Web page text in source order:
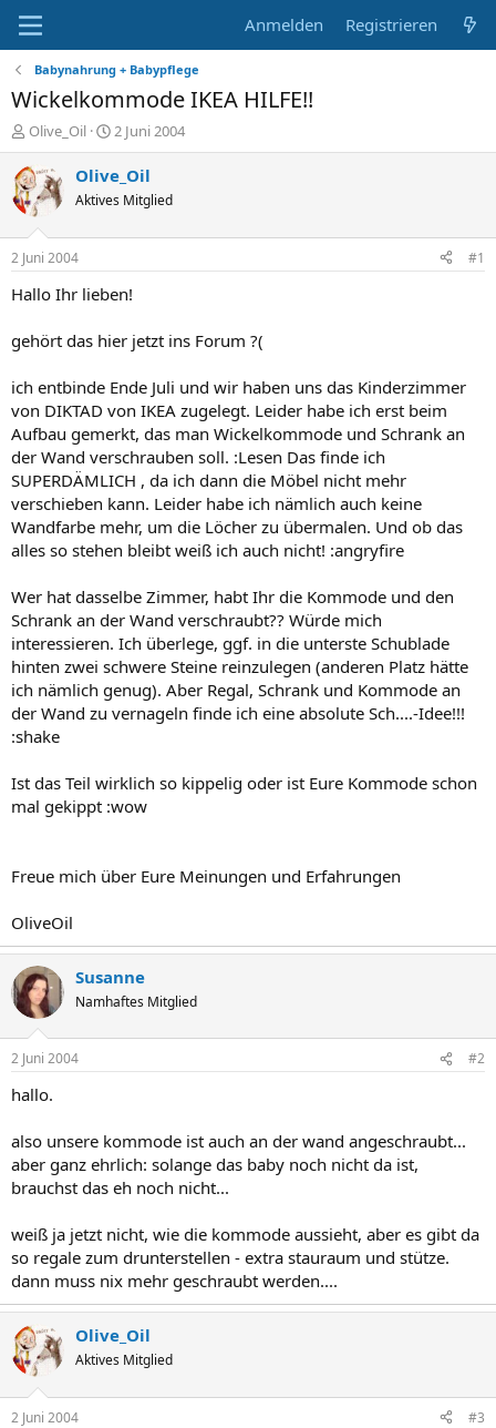
Anmelden Registrieren
Babynahrung + Babypflege
Wickelkommode IKEA HILFE!!
E
r
s
t
e
e
r
Olive_Oil
E
r
s
e
t
a
2 Juni 2004
Olive_Oil
Aktives Mitglied
2 Juni 2004 #1
Hallo Ihr lieben!
gehört das hier jetzt ins Forum ?(
ich entbinde Ende Juli und wir haben uns das Kinderzimmer
von DIKTAD von IKEA zugelegt. Leider habe ich erst beim
Aufbau gemerkt, das man Wickelkommode und Schrank an
der Wand verschrauben soll. :Lesen Das finde ich
SUPERDÄMLICH , da ich dann die Möbel nicht mehr
verschieben kann. Leider habe ich nämlich auch keine
Wandfarbe mehr, um die Löcher zu übermalen. Und ob das
alles so stehen bleibt weiß ich auch nicht! :angryfire
Wer hat dasselbe Zimmer, habt Ihr die Kommode und den
Schrank an der Wand verschraubt?? Würde mich
interessieren. Ich überlege, ggf. in die unterste Schublade
hinten zwei schwere Steine reinzulegen (anderen Platz hätte
ich nämlich genug). Aber Regal, Schrank und Kommode an
der Wand zu vernageln finde ich eine absolute Sch....-Idee!!!
:shake
Ist das Teil wirklich so kippelig oder ist Eure Kommode schon
mal gekippt :wow
Freue mich über Eure Meinungen und Erfahrungen
OliveOil
Susanne
Namhaftes Mitglied
2 Juni 2004 #2
hallo.
also unsere kommode ist auch an der wand angeschraubt...
aber ganz ehrlich: solange das baby noch nicht da ist,
brauchst das eh noch nicht...
weiß ja jetzt nicht, wie die kommode aussieht, aber es gibt da
so regale zum drunterstellen - extra stauraum und stütze.
dann muss nix mehr geschraubt werden....
Olive_Oil
Aktives Mitglied
2 Juni 2004 #3